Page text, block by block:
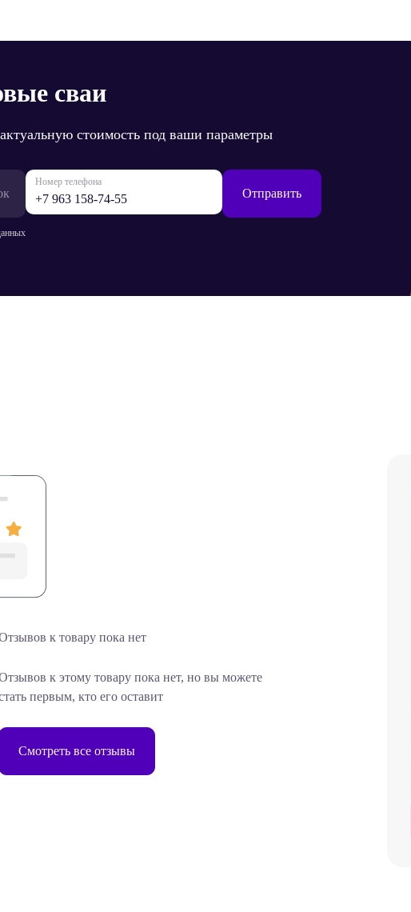
сваи
стоимость под ваши параметры
Номер телефона
Отправить
к товару пока нет
к этому товару пока нет, но вы можете
первым, кто его оставит
Смотреть все отзывы